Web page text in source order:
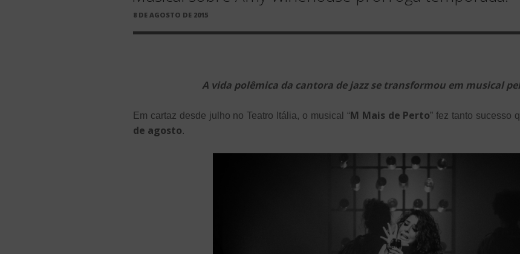
PUBLICADO
8 DE AGOSTO DE 2015
A vida polêmica da cantora de jazz se transformou em musical
Em cartaz desde julho no Teatro Itália, o musical “M Mais de Perto” fez tanto sucesso
de agosto.